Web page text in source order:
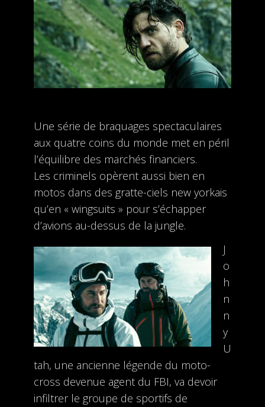
Une série de braquages spectaculaires
aux quatre coins du monde met en péril
l’équilibre des marchés financiers.
Les criminels opèrent aussi bien en
motos dans des gratte-ciels new yorkais
qu’en « wingsuits » pour s’échapper
d’avions au-dessus de la jungle.
J
o
h
n
n
y
U
tah, une ancienne légende du moto-
cross devenue agent du FBI, va devoir
infiltrer le groupe de sportifs de